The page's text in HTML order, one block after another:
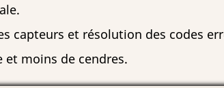
capteurs et résolution des codes
moins de cendres.